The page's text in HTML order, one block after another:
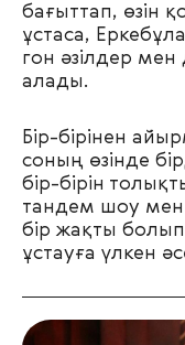
бағыттап, өзін
ұстаса,
гон әзілдер мен
алады.
Бір-бірінен
соның өзінде
бір-бірін
тандем шоу мен
бір жақты
ұстауға үлкен